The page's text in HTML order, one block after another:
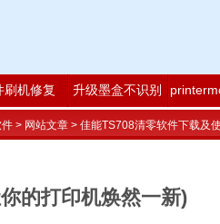
刷机修复 升级墨盒不识别
> 网站文章 > 佳能TS708清零软件下载及
的打印机焕然一新)